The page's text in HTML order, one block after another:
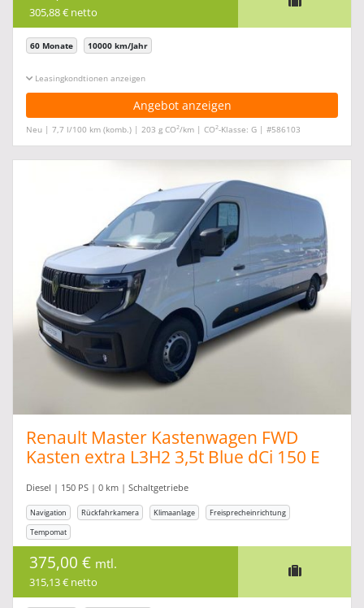
305,88 € netto
60 Monate 10000 km/Jahr
Leasingkonditionen ein-/ausblenden
Angebot anzeigen
Neu | 7,7 l/100 km (komb.) | 203 g CO2/km | CO2-Klasse: G | #586103
Renault Master Kastenwagen FWD
Kasten extra L3H2 3,5t Blue dCi 150 E
Diesel | 150 PS | 0 km | Schaltgetriebe
Navigation Rückfahrkamera Klimaanlage
Freisprecheinrichtung
Tempomat
375,00 € mtl.
315,13 € netto